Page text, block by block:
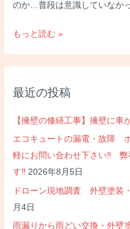
最近の投稿
【擁壁の修繕工事】擁壁に車
エコキュートの漏電・故障
軽にお問い合わせ下さい‼ 弊
す‼ 2026年8月5日
ドローン現地調査 外壁塗装
月4日
雨漏りから雨どい交換・外壁
のか…普段は意識していなか
外
色
び
組
み
合
わ
せ
もっと読む »